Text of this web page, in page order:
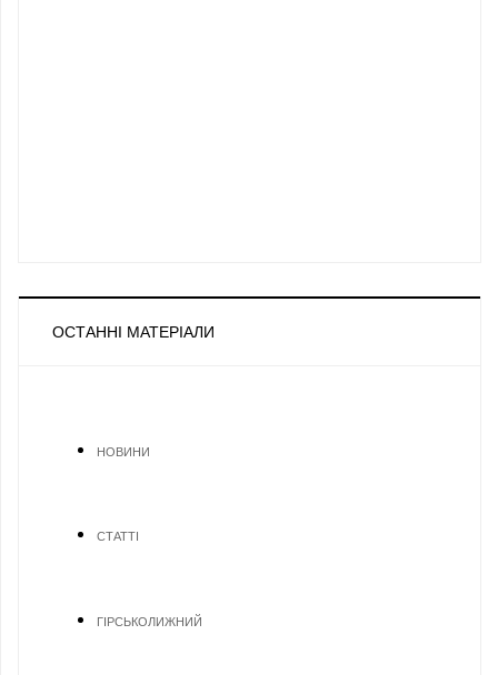
ОСТАННІ МАТЕРІАЛИ
НОВИНИ
СТАТТІ
ГІРСЬКОЛИЖНИЙ